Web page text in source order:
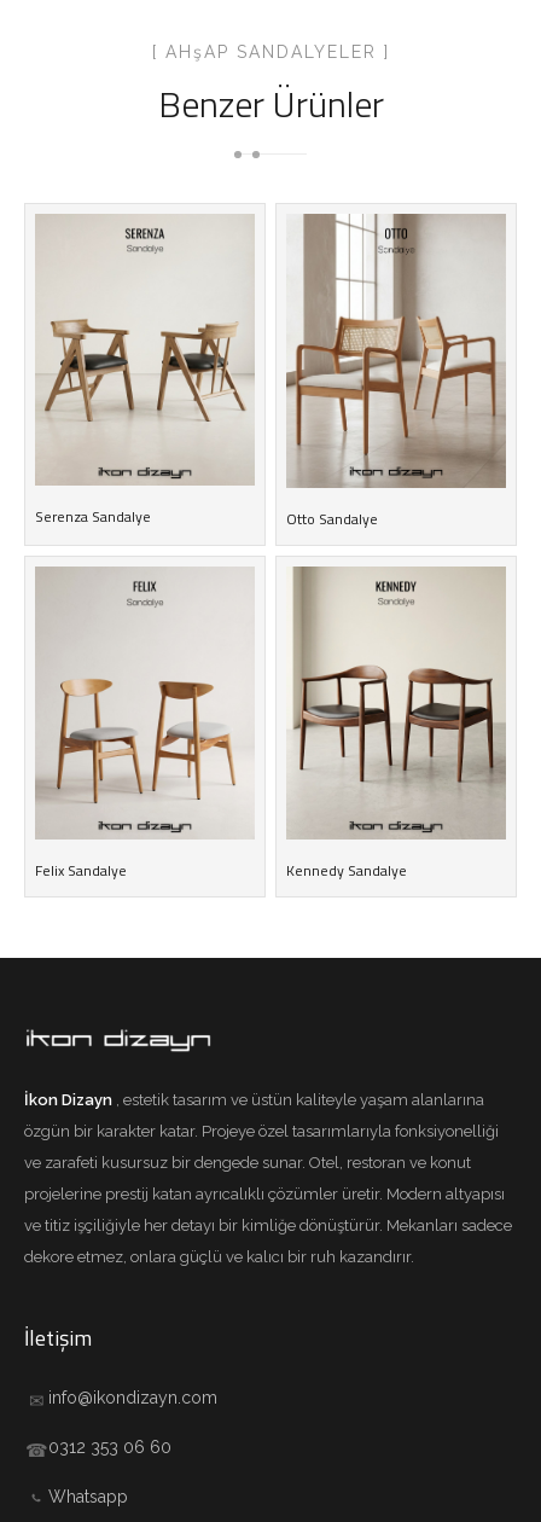
[ AHşAP SANDALYELER ]
Benzer Ürünler
Serenza Sandalye Otto Sandalye
Felix Sandalye Kennedy Sandalye
İkon Dizayn , estetik tasarım ve üstün kaliteyle yaşam alanlarına
özgün bir karakter katar. Projeye özel tasarımlarıyla fonksiyonelliği
ve zarafeti kusursuz bir dengede sunar. Otel, restoran ve konut
projelerine prestij katan ayrıcalıklı çözümler üretir. Modern altyapısı
ve titiz işçiliğiyle her detayı bir kimliğe dönüştürür. Mekanları sadece
dekore etmez, onlara güçlü ve kalıcı bir ruh kazandırır.
İletişim
✉ info@ikondizayn.com
☎0312 353 06 60
Whatsapp